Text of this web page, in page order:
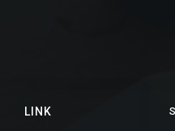
LINK